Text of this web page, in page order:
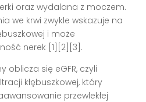
oraz wydalana z moczem.
we krwi zwykle wskazuje na
i może
nerek [1][2][3].
oblicza się eGFR, czyli
kłębuszkowej, który
przewlekłej